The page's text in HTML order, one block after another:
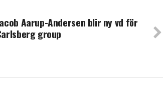
Aarup-Andersen blir ny vd för
group